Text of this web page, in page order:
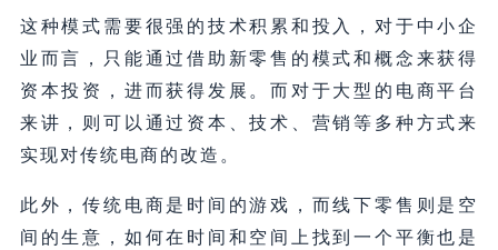
这种模式需要很强的技术积累和投入，对于中小企
业而言，只能通过借助新零售的模式和概念来获得
资本投资，进而获得发展。而对于大型的电商平台
来讲，则可以通过资本、技术、营销等多种方式来
实现对传统电商的改造。
此外，传统电商是时间的游戏，而线下零售则是空
间的生意，如何在时间和空间上找到一个平衡也是